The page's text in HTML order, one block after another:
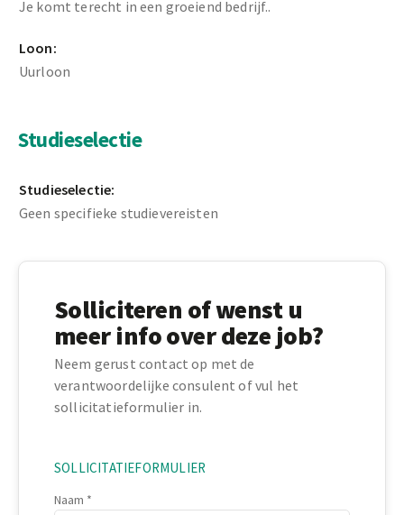
Je komt terecht in een groeiend bedrijf..
Loon:
Uurloon
Studieselectie
Studieselectie:
Geen specifieke studievereisten
Solliciteren of wenst u
meer info over deze job?
Neem gerust contact op met de
verantwoordelijke consulent of vul het
sollicitatieformulier in.
SOLLICITATIEFORMULIER
Naam